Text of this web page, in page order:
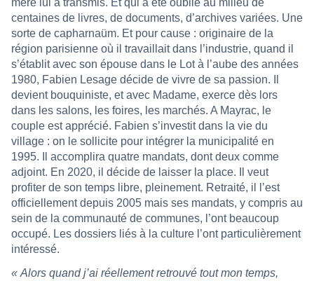
centaines de livres, de documents, d’archives variées. Une
sorte de capharnaüm. Et pour cause : originaire de la
région parisienne où il travaillait dans l’industrie, quand il
s’établit avec son épouse dans le Lot à l’aube des années
1980, Fabien Lesage décide de vivre de sa passion. Il
devient bouquiniste, et avec Madame, exerce dès lors
dans les salons, les foires, les marchés. A Mayrac, le
couple est apprécié. Fabien s’investit dans la vie du
village : on le sollicite pour intégrer la municipalité en
1995. Il accomplira quatre mandats, dont deux comme
adjoint. En 2020, il décide de laisser la place. Il veut
profiter de son temps libre, pleinement. Retraité, il l’est
officiellement depuis 2005 mais ses mandats, y compris au
sein de la communauté de communes, l’ont beaucoup
occupé. Les dossiers liés à la culture l’ont particulièrement
intéressé.
« Alors quand j’ai réellement retrouvé tout mon temps,